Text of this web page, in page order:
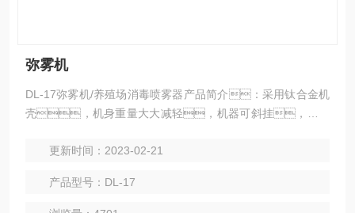
弥雾机
DL-17弥雾机/养殖场消毒喷雾器产品简介：采用钛合金机
壳，机身重量大大减轻，机器可斜挂，采用
一人可轻松操作。
更新时间：2023-02-21
产品型号：DL-17